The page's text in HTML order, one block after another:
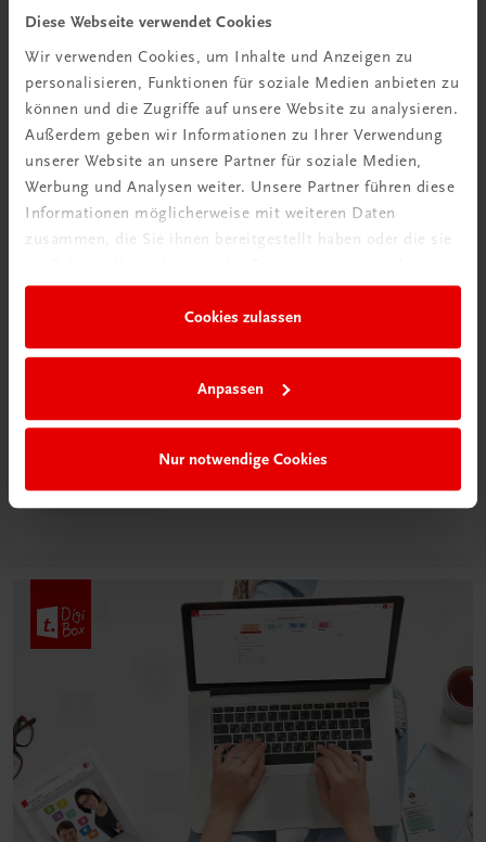
Diese Webseite verwendet Cookies
Wir verwenden Cookies, um Inhalte und Anzeigen zu
personalisieren, Funktionen für soziale Medien anbieten zu
können und die Zugriffe auf unsere Website zu analysieren.
Außerdem geben wir Informationen zu Ihrer Verwendung
unserer Website an unsere Partner für soziale Medien,
Werbung und Analysen weiter. Unsere Partner führen diese
Informationen möglicherweise mit weiteren Daten
zusammen, die Sie ihnen bereitgestellt haben oder die sie
Cookies zulassen
Anpassen
Nur notwendige Cookies
Tipps & Tricks
Mehr dazu
Klassenzimmer“
Mehr dazu